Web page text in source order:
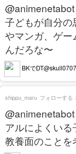
@animenetabot
子どもが自分
やマンガ、ゲ
んだろな〜
BKでDT@skull0707
アルによくいる
教養面のことを
shippu_maru フォローする